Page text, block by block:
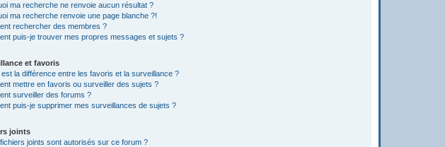
ma recherche ne renvoie aucun résultat ?
ma recherche renvoie une page blanche ?!
rechercher des membres ?
puis-je trouver mes propres messages et sujets ?
et favoris
est la différence entre les favoris et la surveillance ?
mettre en favoris ou surveiller des sujets ?
surveiller des forums ?
puis-je supprimer mes surveillances de sujets ?
joints
joints sont autorisés sur ce forum ?